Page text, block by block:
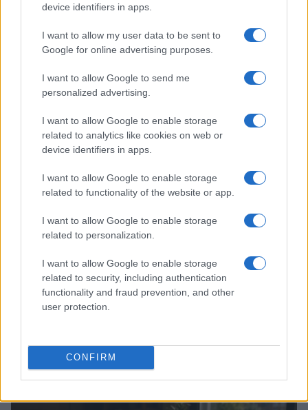
device identifiers in apps.
I want to allow my user data to be sent to
Google for online advertising purposes.
I want to allow Google to send me
personalized advertising.
I want to allow Google to enable storage
related to analytics like cookies on web or
device identifiers in apps.
I want to allow Google to enable storage
related to functionality of the website or app.
I want to allow Google to enable storage
related to personalization.
I want to allow Google to enable storage
related to security, including authentication
functionality and fraud prevention, and other
user protection.
CONFIRM
Sterling Point – L’isola dei segreti: trama, cast e
perché guardarla
TEEN NEWS
strumenti gratis
Matteo Pellegrino · 3 Ago 2026